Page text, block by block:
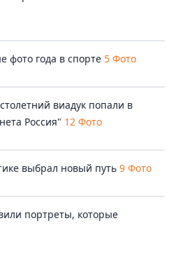
года в спорте 5 Фото
виадук попали в
Россия" 12 Фото
выбрал новый путь 9 Фото
портреты, которые